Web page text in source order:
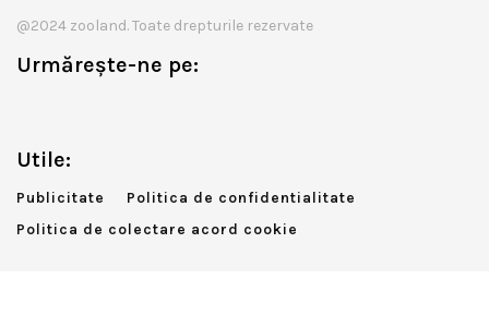
@2024 zooland. Toate drepturile rezervate
Urmărește-ne pe:
Utile:
Publicitate
Politica de confidentialitate
Politica de colectare acord cookie